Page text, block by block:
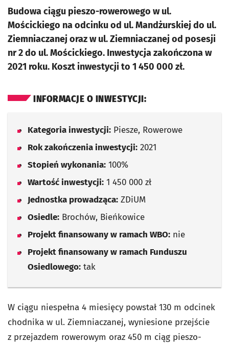
Budowa ciągu pieszo-rowerowego w ul.
Mościckiego na odcinku od ul. Mandżurskiej do ul.
Ziemniaczanej oraz w ul. Ziemniaczanej od posesji
nr 2 do ul. Mościckiego. Inwestycja zakończona w
2021 roku. Koszt inwestycji to 1 450 000 zł.
INFORMACJE O INWESTYCJI:
Kategoria inwestycji: Piesze, Rowerowe
Rok zakończenia inwestycji: 2021
Stopień wykonania: 100%
Wartość inwestycji: 1 450 000 zł
Jednostka prowadząca: ZDiUM
Osiedle: Brochów, Bieńkowice
Projekt finansowany w ramach WBO: nie
Projekt finansowany w ramach Funduszu
Osiedlowego: tak
W ciągu niespełna 4 miesięcy powstał 130 m odcinek
chodnika w ul. Ziemniaczanej, wyniesione przejście
z przejazdem rowerowym oraz 450 m ciąg pieszo-